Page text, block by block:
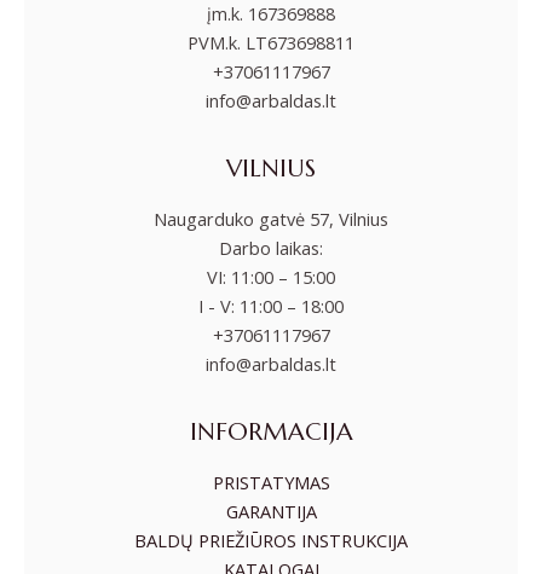
įm.k. 167369888
PVM.k. LT673698811
+37061117967
info@arbaldas.lt
VILNIUS
Naugarduko gatvė 57, Vilnius
Darbo laikas:
VI: 11:00 – 15:00
I - V: 11:00 – 18:00
+37061117967
info@arbaldas.lt
INFORMACIJA
PRISTATYMAS
GARANTIJA
BALDŲ PRIEŽIŪROS INSTRUKCIJA